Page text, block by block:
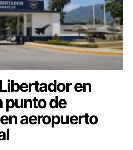
en
punto de
aeropuerto